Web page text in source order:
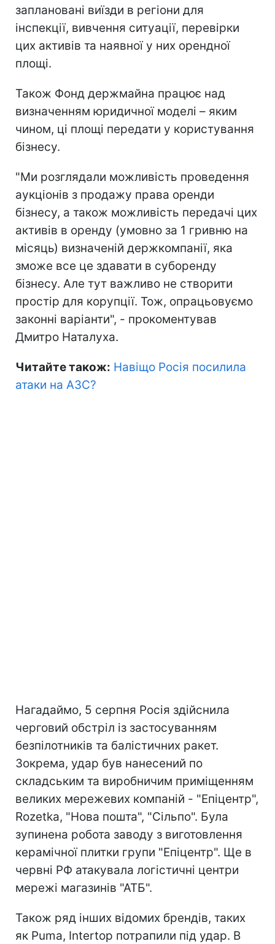
заплановані виїзди в регіони для
інспекції, вивчення ситуації, перевірки
цих активів та наявної у них орендної
площі.
Також Фонд держмайна працює над
визначенням юридичної моделі – яким
чином, ці площі передати у користування
бізнесу.
"Ми розглядали можливість проведення
аукціонів з продажу права оренди
бізнесу, а також можливість передачі цих
активів в оренду (умовно за 1 гривню на
місяць) визначеній держкомпанії, яка
зможе все це здавати в суборенду
бізнесу. Але тут важливо не створити
простір для корупції. Тож, опрацьовуємо
законні варіанти", - прокоментував
Дмитро Наталуха.
Читайте також: Навіщо Росія посилила
атаки на АЗС?
Нагадаймо, 5 серпня Росія здійснила
черговий обстріл із застосуванням
безпілотників та балістичних ракет.
Зокрема, удар був нанесений по
складським та виробничим приміщенням
великих мережевих компаній - "Епіцентр",
Rozetka, "Нова пошта", "Сільпо". Була
зупинена робота заводу з виготовлення
керамічної плитки групи "Епіцентр". Ще в
червні РФ атакувала логістичні центри
мережі магазинів "АТБ".
Також ряд інших відомих брендів, таких
як Puma, Intertop потрапили під удар. В